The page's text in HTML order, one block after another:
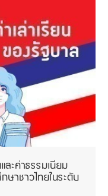
ละค่าธรรมเนียม
าชาวไทยในระดับ